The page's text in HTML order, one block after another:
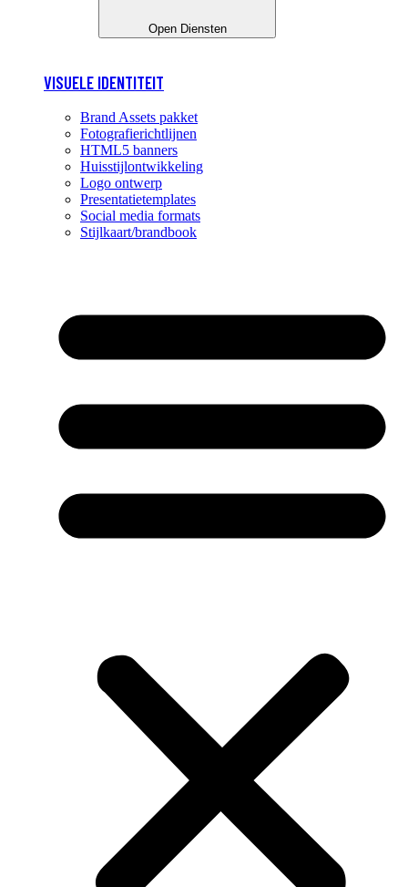
Open Diensten
VISUELE IDENTITEIT
Brand Assets pakket
Fotografierichtlijnen
HTML5 banners
Huisstijlontwikkeling
Logo ontwerp
Presentatietemplates
Social media formats
Stijlkaart/brandbook